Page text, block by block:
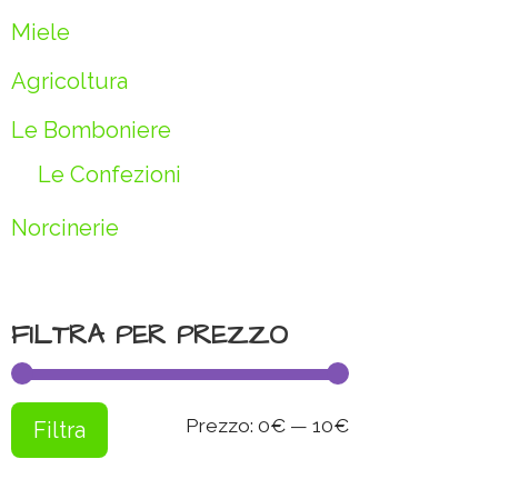
Miele
Agricoltura
Le Bomboniere
Le Confezioni
Norcinerie
FILTRA PER PREZZO
Prezzo
Prezzo
Filtra Prezzo: 0€— 10€